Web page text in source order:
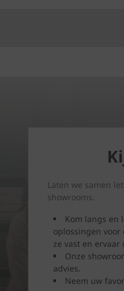
Laten we samen
showrooms.
Kom langs en
oplossingen voor
ze vast en
Onze
advies.
Neem uw